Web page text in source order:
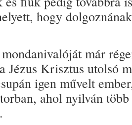
hogy
már
Jézus Krisztus utolsó
igen művelt
ahol nyilván